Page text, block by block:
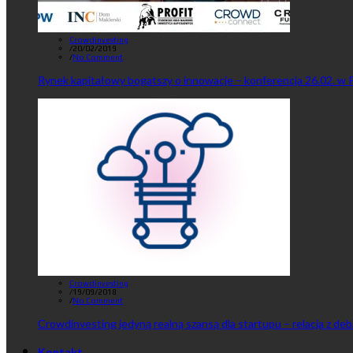
Crowdinvesting
/20/02/2019
/No Comment
Rynek kapitałowy bogatszy o innowacje – konferencja 26.02. w
Crowdinvesting
/19/09/2018
/No Comment
Crowdinvesting jedyną realną szansą dla startupu – relacja z